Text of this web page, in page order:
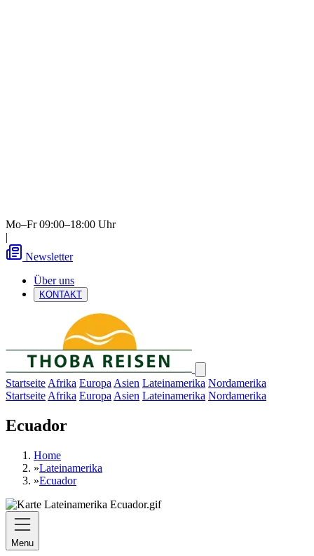
Mo–Fr 09:00–18:00 Uhr
|
Newsletter
Über uns
KONTAKT
Startseite Afrika Europa Asien Lateinamerika Nordamerika
Startseite Afrika Europa Asien Lateinamerika Nordamerika
Ecuador
Home
»Lateinamerika
»Ecuador
Menu